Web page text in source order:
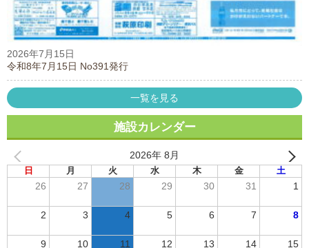
2026年7月15日
令和8年7月15日 No391発行
一覧を見る
施設カレンダー
2026年 8月
日 月 火 水 木 金 土
26 27 28 29 30 31 1
2 3 4 5 6 7 8
9 10 11 12 13 14 15